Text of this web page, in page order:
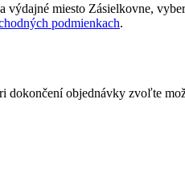
výdajné miesto Zásielkovne,
podmienkach.
dokončení objednávky zvoľte